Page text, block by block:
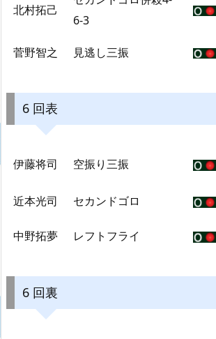
北村拓己
6-3
菅野智之 見逃し三振
6 回表
伊藤将司 空振り三振
近本光司 セカンドゴロ
中野拓夢 レフトフライ
6 回裏